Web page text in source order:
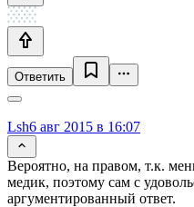
Ответить
Lsh6 авг 2015 в 16:07
Вероятно, на правом, т.к.
медик, поэтому сам с
аргументированный ответ.